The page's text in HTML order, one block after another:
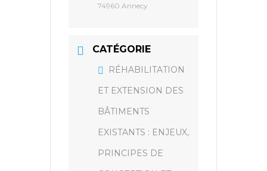
74960 Annecy
CATÉGORIE
RÉHABILITATION
ET EXTENSION DES
BÂTIMENTS
EXISTANTS : ENJEUX,
PRINCIPES DE